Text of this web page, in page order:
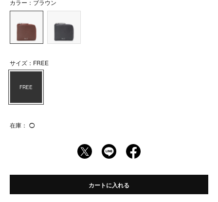
カラー：ブラウン
サイズ：FREE
FREE
在庫： ◯
カートに入れる